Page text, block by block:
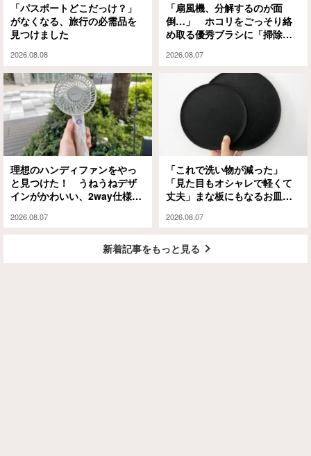
「パスポートどこだっけ？」
がなくなる、旅行の必需品を
見つけました
2026.08.08
「扇風機、分解するのが面
倒…」 ホコリをごっそり絡
め取る優秀ブラシに「掃除の
2026.08.07
理想のハンディファンをやっ
と見つけた！ うねうねデザ
インがかわいい、2way仕様の
ない夏は無理」
2026.08.07
「これで洗い物が減った」
「見た目もオシャレで軽くて
丈夫」まな板にもなるお皿
解
2026.08.07
新着記事をもっと見る